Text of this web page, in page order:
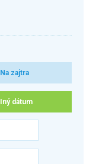
Na zajtra
Iný dátum